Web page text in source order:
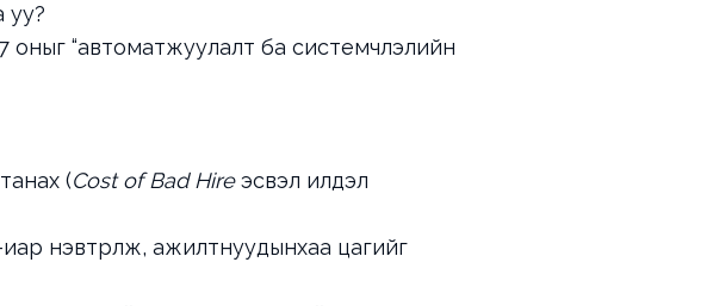
уу?
оныг “автоматжуулалт ба системчлэлийн
(Cost of Bad Hireэсвэл илүүдэл
нэвтрүүлж, ажилтнуудынхаа цагийг